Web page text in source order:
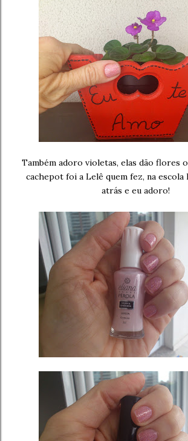
Também adoro violetas, elas dão flores
cachepot foi a Lelê quem fez, na escola
atrás e eu adoro!